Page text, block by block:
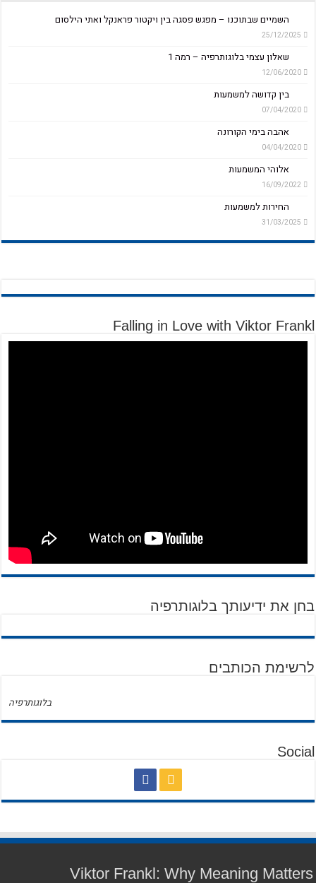
השמיים שבתוכנו – מפגש פסגה בין ויקטור פראנקל ואתי הילסום
25/12/2025
שאלון עצמי בלוגותרפיה – רמה 1
12/06/2020
בין קדושה למשמעות
07/04/2020
אהבה בימי הקורונה
04/04/2020
אלוהי המשמעות
16/09/2022
החירות למשמעות
31/03/2025
– למאגר הציטוטים לפי נושאים לקסיקון מונחים בלוגותרפיה – לחץ כאן שאלון בחינה עצמית לחץ כאן לקסיקון מונחים בלוגותרפיה – לחץ כאןמהי משמעות עליונה? על מושגים אלו ואחריםהיכנסו ללקסיקון – לחץ כאן
Falling in Love with Viktor Frankl
בחן את ידיעותך בלוגותרפיה
לרשימת הכותבים
בלוגותרפיה
Social
Viktor Frankl: Why Meaning Matters